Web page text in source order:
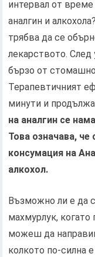
интервал от
аналгин и
трябва да се
лекарството. След
бързо от
Терапевтичният
минути и
на аналгин се
Това означава,
консумация на
алкохол.
Възможно ли е да
махмурлук, когато
можеш да
колкото по-силна